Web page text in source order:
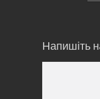
Напишіть